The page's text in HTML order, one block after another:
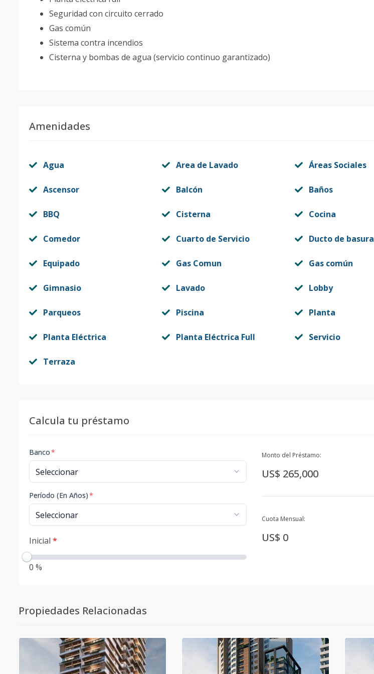
Seguridad con circuito cerrado
Gas común
Sistema contra incendios
Cisterna y bombas de agua (servicio continuo garantizado)
Amenidades
Agua Area de Lavado Áreas Sociales
Ascensor Balcón Baños
BBQ Cisterna Cocina
Comedor Cuarto de Servicio Ducto de basura
Equipado Gas Comun Gas común
Gimnasio Lavado Lobby
Parqueos Piscina Planta
Planta Eléctrica Planta Eléctrica Full Servicio
Terraza
Calcula tu préstamo
Banco*
Período (En Años)*
Inicial *
0 %
Monto del Préstamo:
US$ 265,000
Cuota Mensual:
US$ 0
Propiedades Relacionadas